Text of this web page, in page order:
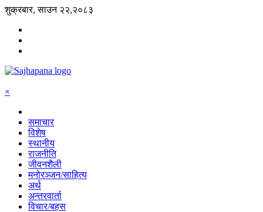
शुक्रबार, साउन २२,२०८३
×
समाचार
विशेष
स्थानीय
राजनीति
जीवनशैली
मनोरञ्जन/साहित्य
अर्थ
अन्तरवार्ता
विचार/बहस